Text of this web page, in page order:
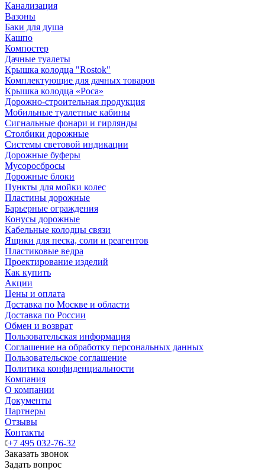
Канализация
Вазоны
Баки для душа
Кашпо
Компостер
Дачные туалеты
Крышка колодца "Rostok"
Комплектующие для дачных товаров
Крышка колодца «Роса»
Дорожно-строительная продукция
Мобильные туалетные кабины
Сигнальные фонари и гирлянды
Столбики дорожные
Системы световой индикации
Дорожные буферы
Мусоросбросы
Дорожные блоки
Пункты для мойки колес
Пластины дорожные
Барьерные ограждения
Конусы дорожные
Кабельные колодцы связи
Ящики для песка, соли и реагентов
Пластиковые ведра
Проектирование изделий
Как купить
Акции
Цены и оплата
Доставка по Москве и области
Доставка по России
Обмен и возврат
Пользовательская информация
Соглашение на обработку персональных данных
Пользовательское соглашение
Политика конфиденциальности
Компания
О компании
Документы
Партнеры
Отзывы
Контакты
+7 495 032-76-32
Заказать звонок
Задать вопрос